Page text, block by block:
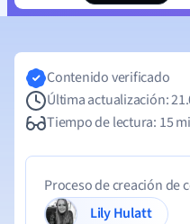
Contenido verificado
Última actualización:
Tiempo de lectura: 15
Proceso de creación
Lily Hulatt